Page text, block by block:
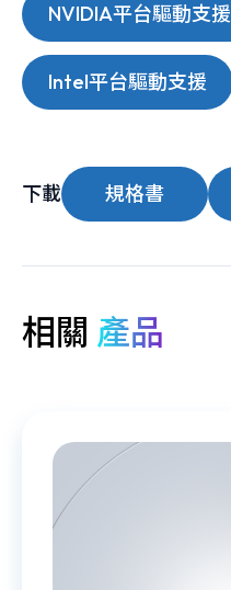
NVIDIA平台驅動支援
Intel平台驅動支援
下載 規格書
相關 產品